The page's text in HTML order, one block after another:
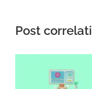
Post correlati